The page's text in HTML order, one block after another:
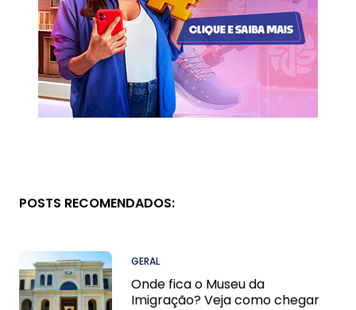
POSTS RECOMENDADOS:
GERAL
Onde fica o Museu da
Imigração? Veja como chegar